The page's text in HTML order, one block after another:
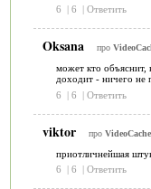
6
| 6 | Ответить
Oksana про
может кто объяснит,
доходит - ничего не
6
| 6 | Ответить
viktor про
приотличнейшая
6
| 6 | Ответить